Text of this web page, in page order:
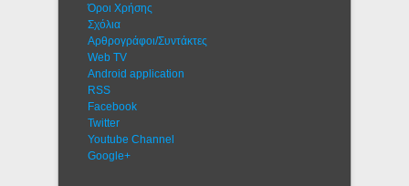
Όροι Χρήσης
Σχόλια
Αρθρογράφοι/Συντάκτες
Web TV
Android application
RSS
Facebook
Twitter
Youtube Channel
Google+